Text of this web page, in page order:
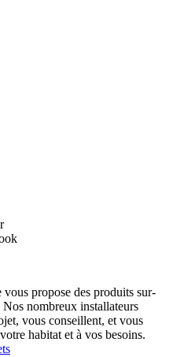
propose des produits sur-
Nos nombreux installateurs
vous conseillent, et vous
habitat et à vos besoins.